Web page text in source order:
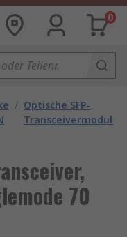
0
/ Optische SFP-
Transceivermodule
70